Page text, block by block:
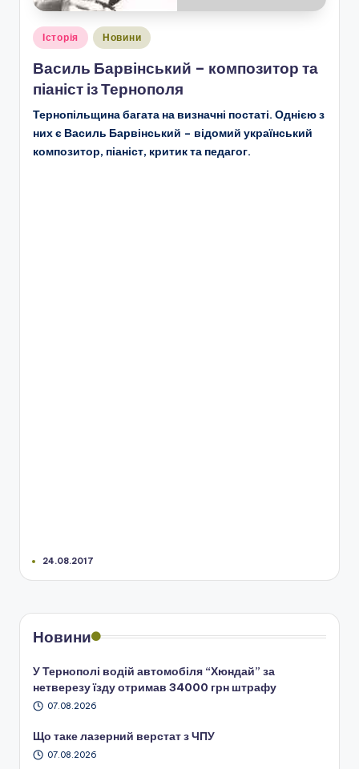
Опубліковано
Історія Новини
Василь Барвінський – композитор та
піаніст із Тернополя
Тернопільщина багата на визначні постаті. Однією з
них є Василь Барвінський – відомий український
композитор, піаніст, критик та педагог.
24.08.2017
Новини
У Тернополі водій автомобіля “Хюндай” за
нетверезу їзду отримав 34000 грн штрафу
07.08.2026
Що таке лазерний верстат з ЧПУ
07.08.2026